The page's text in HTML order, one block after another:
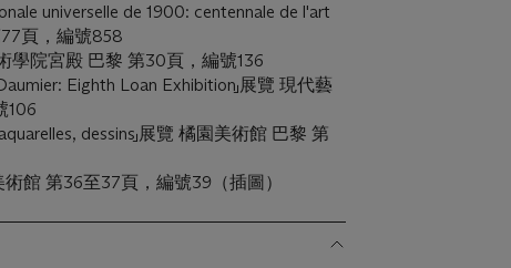
universelle de 1900: centennale de l'art
77頁，編號858
術學院宮殿 巴黎 第30頁，編號136
Eighth Loan Exhibition」展覽 現代藝
106
dessins」展覽 橘園美術館 巴黎 第
術館 第36至37頁，編號39（插圖）